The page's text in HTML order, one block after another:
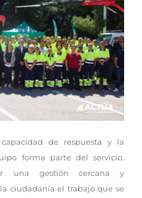
de respuesta y la
forma parte del servicio.
una gestión cercana y
ciudadanía el trabajo que se